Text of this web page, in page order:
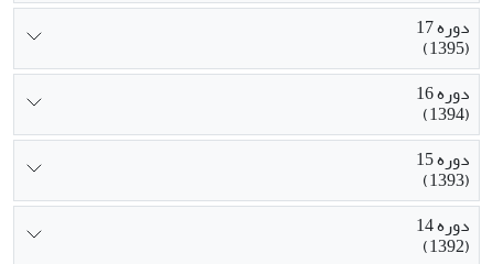
دوره 17
(1395)
دوره 16
(1394)
دوره 15
(1393)
دوره 14
(1392)